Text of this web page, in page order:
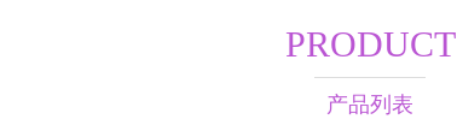
PRODUCT
产品列表